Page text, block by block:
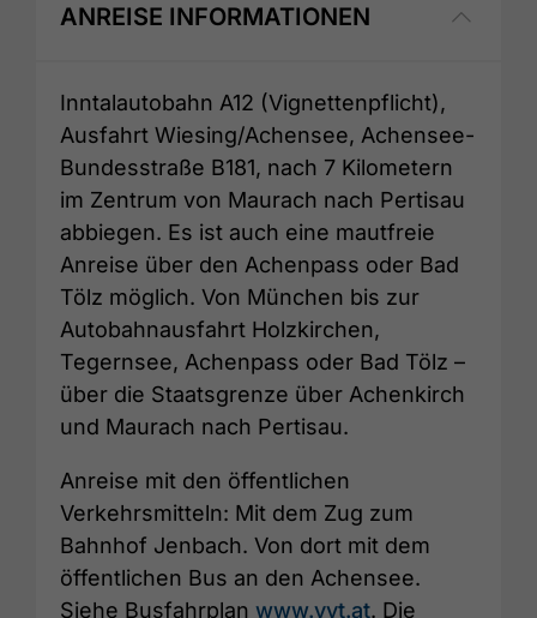
ANREISE INFORMATIONEN
Inntalautobahn A12 (Vignettenpflicht),
Ausfahrt Wiesing/Achensee, Achensee-
Bundesstraße B181, nach 7 Kilometern
im Zentrum von Maurach nach Pertisau
abbiegen. Es ist auch eine mautfreie
Anreise über den Achenpass oder Bad
Tölz möglich. Von München bis zur
Autobahnausfahrt Holzkirchen,
Tegernsee, Achenpass oder Bad Tölz –
über die Staatsgrenze über Achenkirch
und Maurach nach Pertisau.
Anreise mit den öffentlichen
Verkehrsmitteln: Mit dem Zug zum
Bahnhof Jenbach. Von dort mit dem
öffentlichen Bus an den Achensee.
Siehe Busfahrplan www.vvt.at. Die